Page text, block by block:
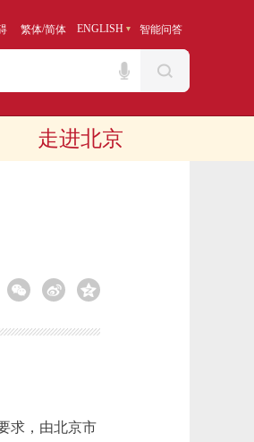
繁体/简体 ENGLISH 智能问答
走进北京
求，由北京市